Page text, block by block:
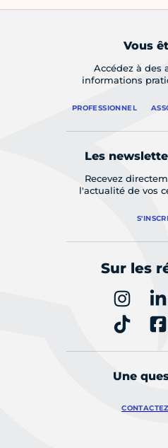
Vous
Accédez à des
informations
PROFESSIONNEL
Les
Recevez
l'actualité de vos
Sur les
Une